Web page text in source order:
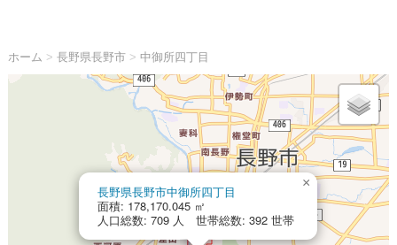
ホーム > 長野県長野市> 中御所四丁目
長野県長野市中御所四丁目
面積: 178,170.045 ㎡
人口総数: 709 人 世帯総数: 392 世帯
×